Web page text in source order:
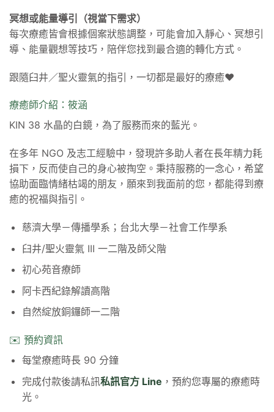
冥想或能量導引（視當下需求）
每次療癒皆會根據個案狀態調整，可能會加入靜心、冥想引
導、能量觀想等技巧，陪伴您找到最合適的轉化方式。
跟隨臼井／聖火靈氣的指引，一切都是最好的療癒❤️
療癒師介紹：筱涵
KIN 38 水晶的白鏡，為了服務而來的藍光。
在多年 NGO 及志工經驗中，發現許多助人者在長年精力耗
損下，反而使自己的身心被掏空。秉持服務的一念心，希望
協助面臨情緒枯竭的朋友，願來到我面前的您，都能得到療
癒的祝福與指引。
慈濟大學－傳播學系；台北大學－社會工作學系
臼井/聖火靈氣 III 一二階及師父階
初心苑音療師
阿卡西紀錄解讀高階
自然綻放銅鑼師一二階
✉️ 預約資訊
每堂療癒時長 90 分鐘
完成付款後請私訊私訊官方 Line ，預約您專屬的療癒時
光。